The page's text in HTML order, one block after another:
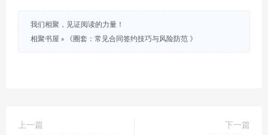
我们相聚，见证阅读的力量！
相聚书屋 » 《圈套：常见合同签约技巧与风险防范 》
上一篇
下一篇